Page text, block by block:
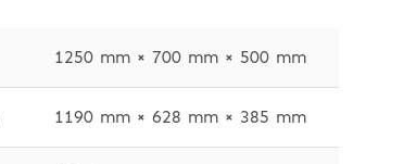
1250 mm × 700 mm × 500 mm
1190 mm × 628 mm × 385 mm